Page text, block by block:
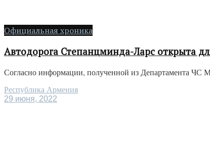
Официальная хроника
Автодорога Степанцминда-Ларс открыта
Согласно информации, полученной из Департамента ЧС
Республика Армения
29 июня, 2022